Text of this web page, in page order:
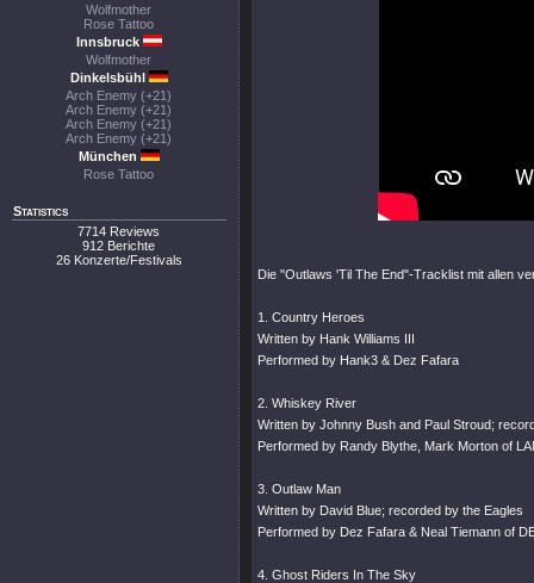
Wolfmother
Rose Tattoo
Innsbruck
Wolfmother
Dinkelsbühl
Arch Enemy (+21)
Arch Enemy (+21)
Arch Enemy (+21)
Arch Enemy (+21)
München
Rose Tattoo
Statistics
7714 Reviews
912 Berichte
26 Konzerte/Festivals
Die "Outlaws 'Til The End"-Tracklist mit allen
1. Country Heroes
Written by Hank Williams III
Performed by Hank3 & Dez Fafara
2. Whiskey River
Written by Johnny Bush and Paul Stroud;
Performed by Randy Blythe, Mark Morton of
3. Outlaw Man
Written by David Blue; recorded by the Eagles
Performed by Dez Fafara & Neal Tiemann of
4. Ghost Riders In The Sky